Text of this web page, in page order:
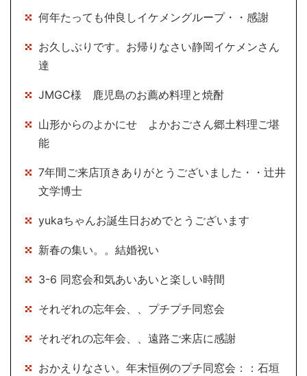
何年たっても仲良しイケメングループ・・感謝
お久しぶりです。お帰りなさい静岡イケメンさん
達
JMGC様 鹿児島のお薦め料理と焼酎
山形からのよかにせ よかおごさん郷土料理ご堪
能
7年間ご来店頂きありがとうございました・・辻井
文学博士
yukaちゃんお誕生日おめでとうございます
新春の集い。。結婚祝い
3-6 同窓会和気あいあいと楽しい時間
それぞれの忘年会、、プチプチ同窓会
それぞれの忘年会、、遠路ご来店に感謝
おかえりなさい。年末恒例のプチ同窓会：：石垣